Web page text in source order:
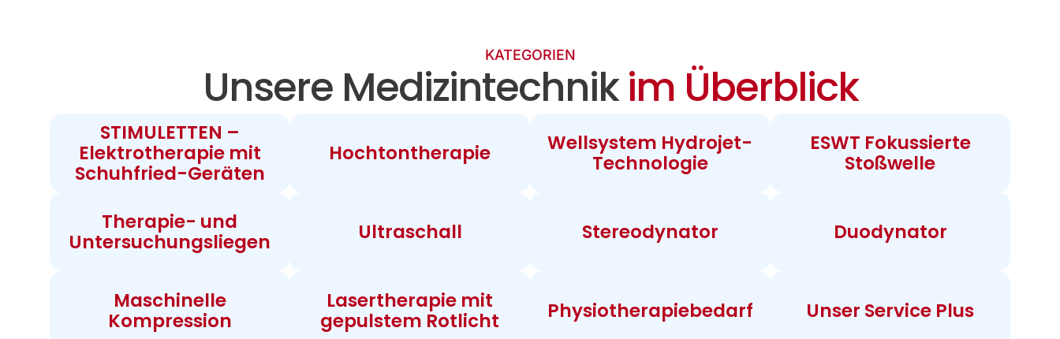
KATEGORIEN
Unsere Medizintechnikim Überblick
STIMULETTEN –
Elektrotherapie mit
Schuhfried-Geräten
Hochtontherapie
Wellsystem Hydrojet-
Technologie
ESWT Fokussierte
Stoßwelle
Therapie- und
Untersuchungsliegen
Ultraschall Stereodynator Duodynator
Maschinelle
Kompression
Lasertherapie mit
gepulstem Rotlicht
Physiotherapiebedarf Unser Service Plus